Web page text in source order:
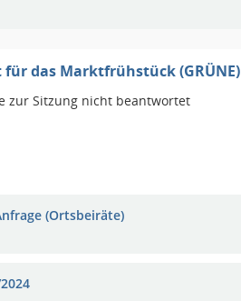
das Marktfrühstück (GRÜNE)
zur Sitzung nicht beantwortet
(Ortsbeiräte)